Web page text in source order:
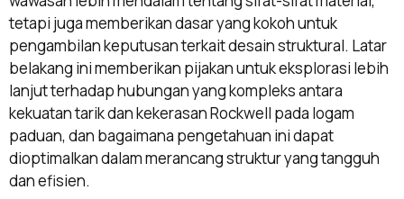
tetapi juga memberikan dasar yang kokoh untuk
pengambilan keputusan terkait desain struktural. Latar
belakang ini memberikan pijakan untuk eksplorasi lebih
lanjut terhadap hubungan yang kompleks antara
kekuatan tarik dan kekerasan Rockwell pada logam
paduan, dan bagaimana pengetahuan ini dapat
dioptimalkan dalam merancang struktur yang tangguh
dan efisien.